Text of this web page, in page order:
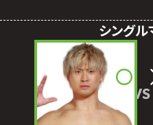
シングル
VS